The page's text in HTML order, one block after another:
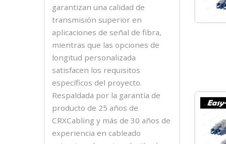
garantizan una calidad de
transmisión superior en
aplicaciones de señal de fibra,
mientras que las opciones de
longitud personalizada
satisfacen los requisitos
específicos del proyecto.
Respaldada por la garantía de
producto de 25 años de
CRXCabling y más de 30 años de
experiencia en cableado